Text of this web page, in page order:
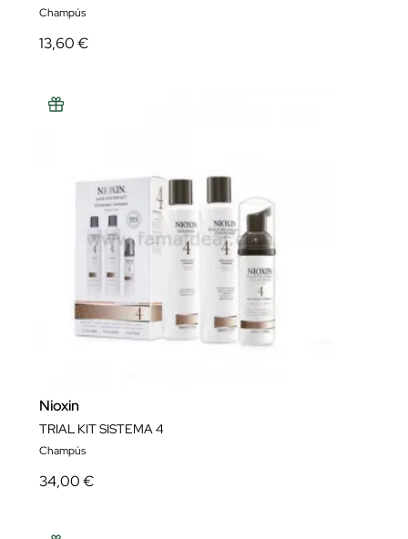
Champús
13,60 €
Nioxin
TRIAL KIT SISTEMA 4
Champús
34,00 €